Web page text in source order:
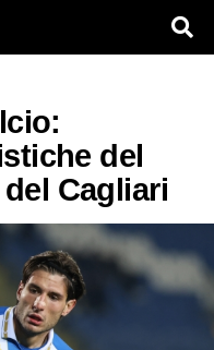
del
Cagliari